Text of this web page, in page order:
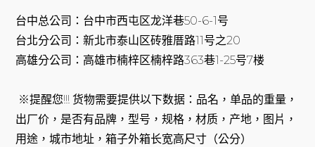
台中总公司：台中市西屯区龙洋巷50-6-1号
台北分公司：新北市泰山区砖雅厝路11号之20
高雄分公司：高雄市楠梓区楠梓路363巷1-25号7楼
※提醒您!!! 货物需要提供以下数据：品名，单品的重量，
出厂价，是否有品牌，型号，规格，材质，产地，图片，
用途，城市地址，箱子外箱长宽高尺寸（公分）